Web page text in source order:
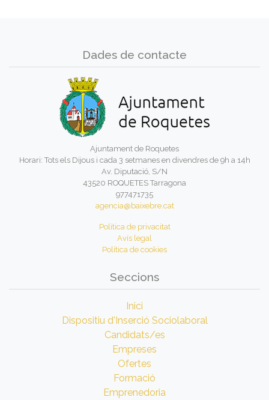
Dades de contacte
Ajuntament de Roquetes
Horari: Tots els Dijous i cada 3 setmanes en divendres de 9h a 14h
Av. Diputació, S/N
43520 ROQUETES Tarragona
977471735
agencia@baixebre.cat
Política de privacitat
Avís legal
Política de cookies
Seccions
Inici
Dispositiu d'Inserció Sociolaboral
Candidats/es
Empreses
Ofertes
Formació
Emprenedoria